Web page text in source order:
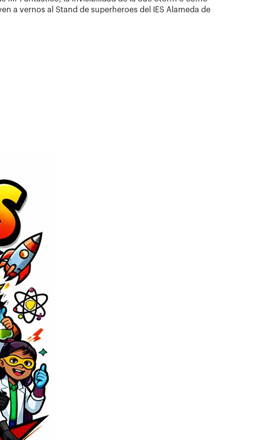
a vernos al Stand de superheroes del IES Alameda de